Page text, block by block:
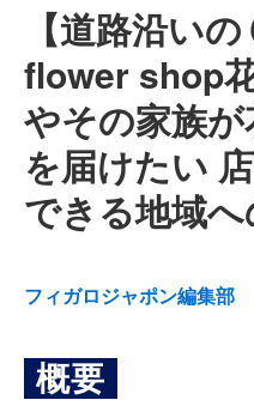
【道路沿い
flower shop
やその家族
を届けたい
できる地域
フィガロジャポン編集部
概要